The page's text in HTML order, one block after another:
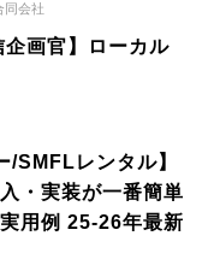
同会社
企画官】ローカル
/SMFLレンタル】
・実装が一番簡単
用例 25-26年最新